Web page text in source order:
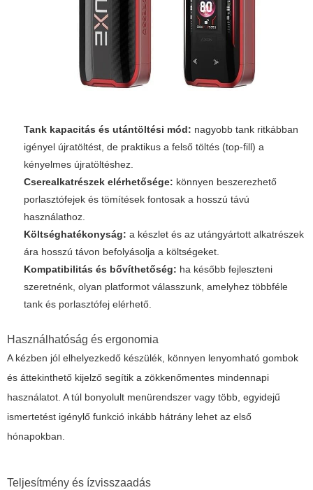
Tank kapacitás és utántöltési mód: nagyobb tank ritkábban
igényel újratöltést, de praktikus a felső töltés (top-fill) a
kényelmes újratöltéshez.
Cserealkatrészek elérhetősége: könnyen beszerezhető
porlasztófejek és tömítések fontosak a hosszú távú
használathoz.
Költséghatékonyság: a készlet és az utángyártott alkatrészek
ára hosszú távon befolyásolja a költségeket.
Kompatibilitás és bővíthetőség: ha később fejleszteni
szeretnénk, olyan platformot válasszunk, amelyhez többféle
tank és porlasztófej elérhető.
Használhatóság és ergonomia
A kézben jól elhelyezkedő készülék, könnyen lenyomható gombok
és áttekinthető kijelző segítik a zökkenőmentes mindennapi
használatot. A túl bonyolult menürendszer vagy több, egyidejű
ismertetést igénylő funkció inkább hátrány lehet az első
hónapokban.
Teljesítmény és ízvisszaadás